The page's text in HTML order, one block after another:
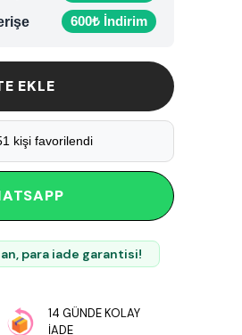
600₺ İndirim
EKLE
kişi favorilendi
para iade garantisi!
14 GÜNDE KOLAY
İADE